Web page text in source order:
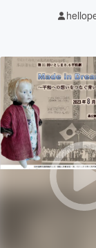
ターン
アー
テク
映像
ビジ